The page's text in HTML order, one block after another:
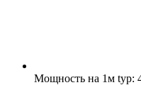
Мощность на 1м typ: